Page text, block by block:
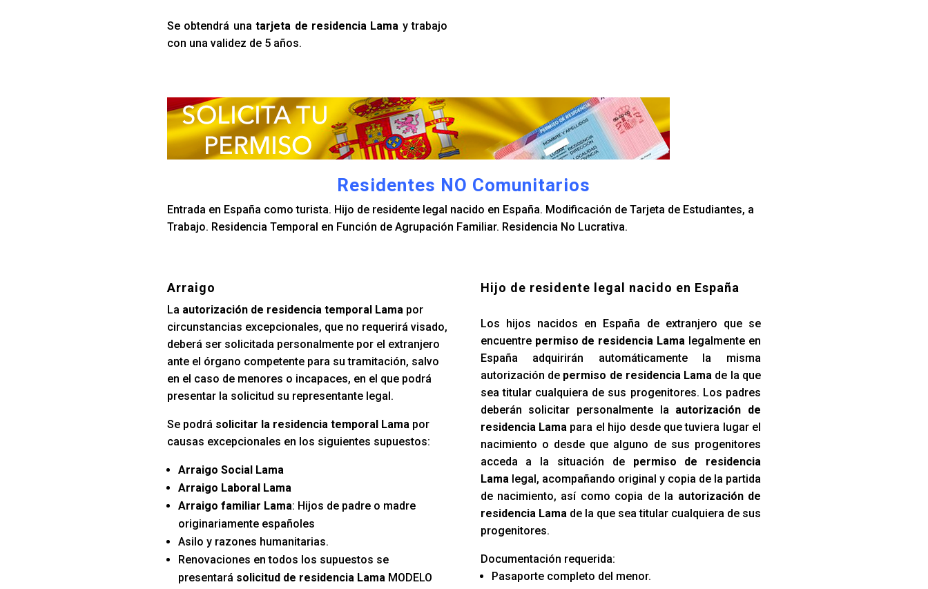
Se obtendrá unatarjeta de residencia Lama y trabajo
con una validez de 5 años.
Residentes NO Comunitarios
Entrada en España como turista. Hijo de residente legal nacido en España. Modificación de Tarjeta de Estudiantes, a
Trabajo. Residencia Temporal en Función de Agrupación Familiar. Residencia No Lucrativa.
Arraigo
La autorización de residencia temporal Lama por
circunstancias excepcionales, que no requerirá visado,
deberá ser solicitada personalmente por el extranjero
ante el órgano competente para su tramitación, salvo
en el caso de menores o incapaces, en el que podrá
presentar la solicitud su representante legal.
Se podrá solicitar la residencia temporal Lama por
causas excepcionales en los siguientes supuestos:
Arraigo Social Lama
Arraigo Laboral Lama
Arraigo familiar Lama: Hijos de padre o madre
originariamente españoles
Asilo y razones humanitarias.
Renovaciones en todos los supuestos se
presentará solicitud de residencia Lama MODELO
Hijo de residente legal nacido en España
Los hijos nacidos en España de extranjero que se
encuentre permiso de residencia Lama legalmente en
España adquirirán automáticamente la misma
autorización de permiso de residencia Lama de la que
sea titular cualquiera de sus progenitores. Los padres
deberán solicitar personalmente la autorización de
residencia Lama para el hijo desde que tuviera lugar el
nacimiento o desde que alguno de sus progenitores
acceda a la situación de permiso de residencia
Lama legal, acompañando original y copia de la partida
de nacimiento, así como copia de la autorización de
residencia Lama de la que sea titular cualquiera de sus
progenitores.
Documentación requerida:
Pasaporte completo del menor.